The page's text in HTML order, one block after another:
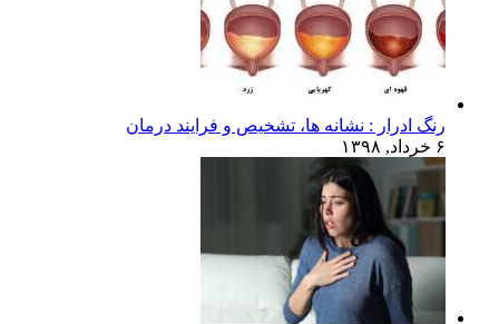
رنگ ادرار : نشانه ها، تشخیص و فرایند درمان
۶ خرداد, ۱۳۹۸